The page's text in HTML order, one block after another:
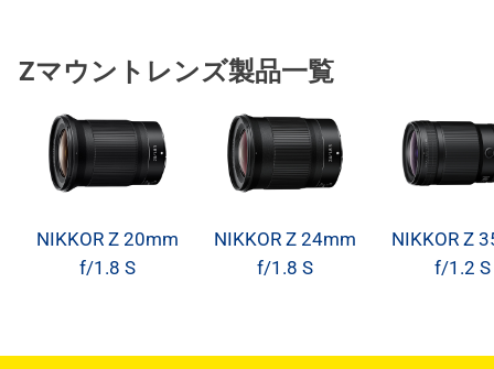
Zマウントレンズ製品一覧
NIKKOR Z 20mm
f/1.8 S
NIKKOR Z 24mm
f/1.8 S
NIKKOR Z
f/1.2 S